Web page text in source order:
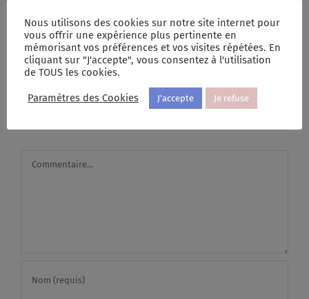
13 avril 2026 | 0
commentaire
1 avril 2026 | 0 commentaire
Laisser un
Commentaire
Nous utilisons des cookies sur notre site internet pour
vous offrir une expérience plus pertinente en
mémorisant vos préférences et vos visites répétées. En
cliquant sur "J'accepte", vous consentez à l'utilisation
de TOUS les cookies.
Paramètres des Cookies J'accepte Je refuse